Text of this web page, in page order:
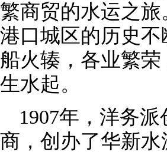
繁商贸的水运之
港口城区的历史
船火辏，各业繁
生水起。
1907年，洋务
商，创办了华新